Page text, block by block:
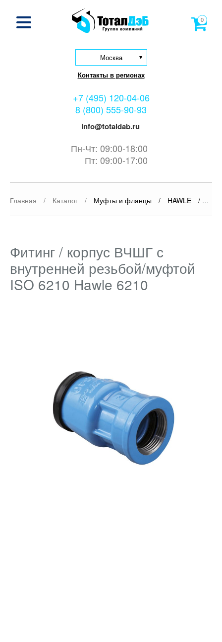
Москва
Контакты в регионах
+7 (495) 120-04-06
8 (800) 555-90-93
info@totaldab.ru
Пн-Чт: 09:00-18:00
Пт: 09:00-17:00
0
Главная / Каталог / Муфты и фланцы / HAWLE /
Фитинг / корпус ВЧШГ с
внутренней резьбой/муфтой
ISO 6210 Hawle 6210